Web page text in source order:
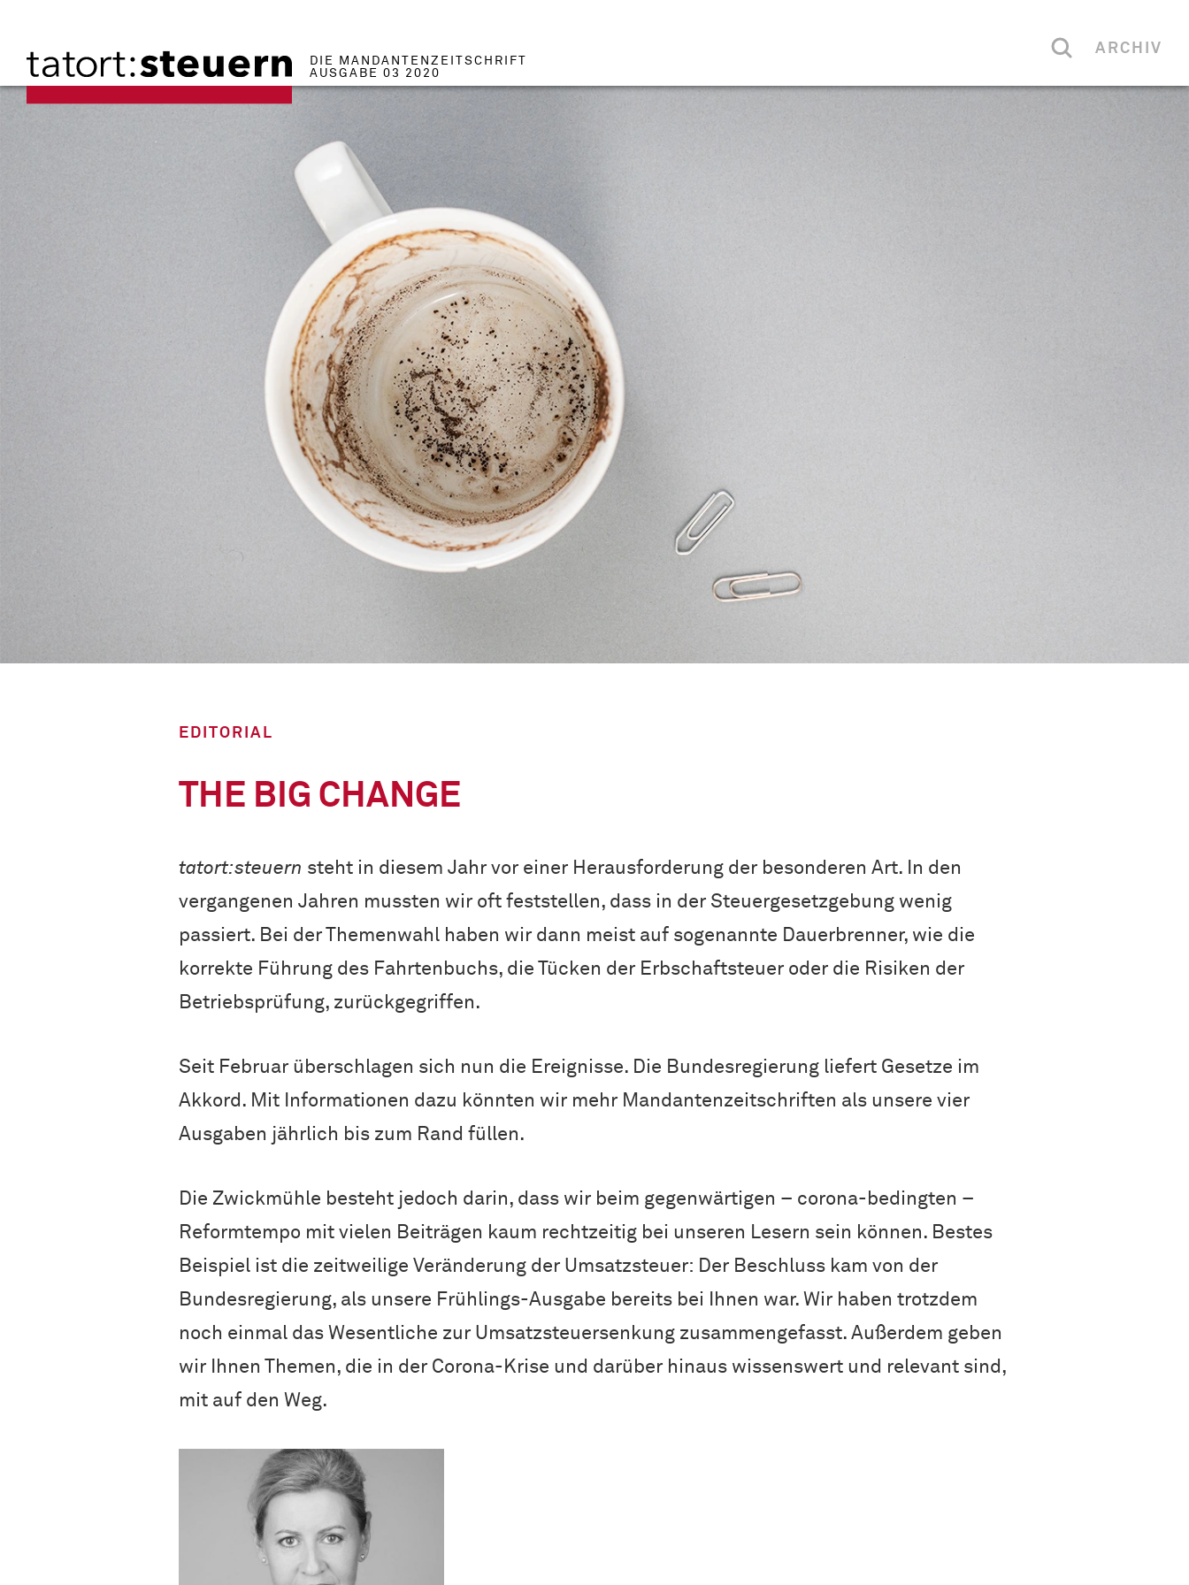
DIE MANDANTENZEITSCHRIFT
AUSGABE 03 2020
ARCHIV
EDITORIAL
THE BIG CHANGE
tatort:steuern steht in diesem Jahr vor einer Herausforderung der besonderen Art. In den
vergangenen Jahren mussten wir oft feststellen, dass in der Steuergesetzgebung wenig
passiert. Bei der Themenwahl haben wir dann meist auf sogenannte Dauerbrenner, wie die
korrekte Führung des Fahrtenbuchs, die Tücken der Erbschaftsteuer oder die Risiken der
Betriebsprüfung, zurückgegriffen.
Seit Februar überschlagen sich nun die Ereignisse. Die Bundesregierung liefert Gesetze im
Akkord. Mit Informationen dazu könnten wir mehr Mandantenzeitschriften als unsere vier
Ausgaben jährlich bis zum Rand füllen.
Die Zwickmühle besteht jedoch darin, dass wir beim gegenwärtigen – corona-bedingten –
Reformtempo mit vielen Beiträgen kaum rechtzeitig bei unseren Lesern sein können. Bestes
Beispiel ist die zeitweilige Veränderung der Umsatzsteuer: Der Beschluss kam von der
Bundesregierung, als unsere Frühlings-Ausgabe bereits bei Ihnen war. Wir haben trotzdem
noch einmal das Wesentliche zur Umsatzsteuersenkung zusammengefasst. Außerdem geben
wir Ihnen Themen, die in der Corona-Krise und darüber hinaus wissenswert und relevant sind,
mit auf den Weg.